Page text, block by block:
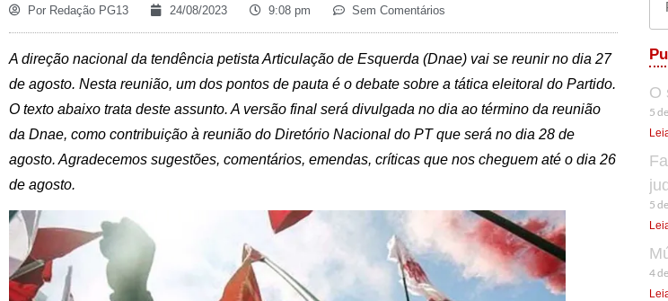
Por Redação PG13 24/08/2023 9:08 pm Sem Comentários
A direção nacional da tendência petista Articulação de Esquerda (Dnae) vai se reunir no dia 27
de agosto. Nesta reunião, um dos pontos de pauta é o debate sobre a tática eleitoral do Partido.
O texto abaixo trata deste assunto. A versão final será divulgada no dia ao término da reunião
da Dnae, como contribuição à reunião do Diretório Nacional do PT que será no dia 28 de
agosto. Agradecemos sugestões, comentários, emendas, críticas que nos cheguem até o dia 26
de agosto.
O
5
5
4